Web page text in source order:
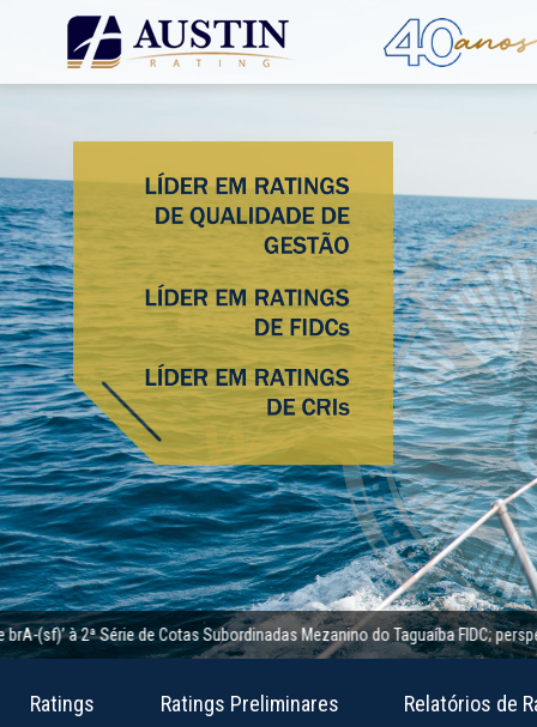
2ª Série de Cotas Subordinadas Mezanino do Taguaíba FIDC; perspectiva
Ratings Ratings Preliminares Relatórios de